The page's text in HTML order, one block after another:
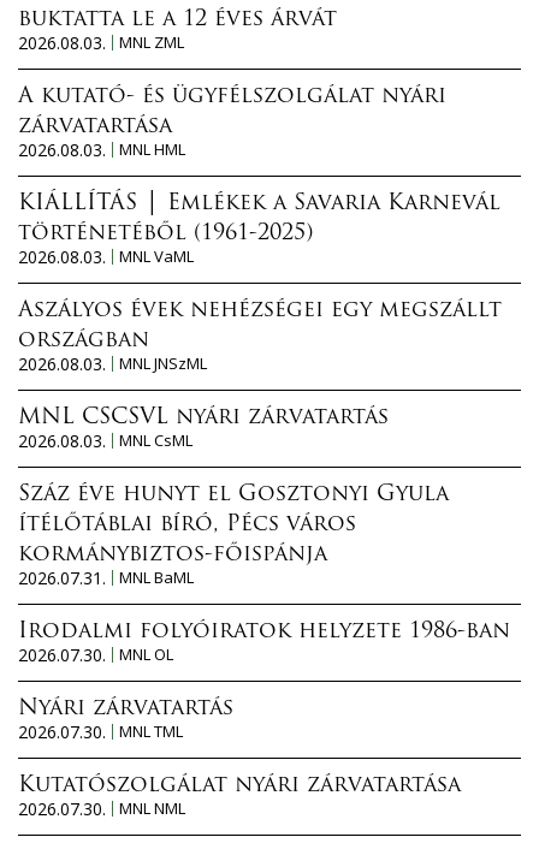
buktatta le a 12 éves árvát
2026.08.03.
MNL ZML
A kutató- és ügyfélszolgálat nyári
zárvatartása
2026.08.03.
MNL HML
KIÁLLÍTÁS │ Emlékek a Savaria Karnevál
történetéből (1961-2025)
2026.08.03.
MNL VaML
Aszályos évek nehézségei egy megszállt
országban
2026.08.03.
MNL JNSzML
MNL CSCSVL nyári zárvatartás
2026.08.03.
MNL CsML
Száz éve hunyt el Gosztonyi Gyula
ítélőtáblai bíró, Pécs város
kormánybiztos-főispánja
2026.07.31.
MNL BaML
Irodalmi folyóiratok helyzete 1986-ban
2026.07.30.
MNL OL
Nyári zárvatartás
2026.07.30.
MNL TML
Kutatószolgálat nyári zárvatartása
2026.07.30.
MNL NML